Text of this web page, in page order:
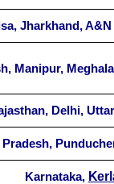
Jharkhand,
Manipur,
Delhi,
Karnataka,